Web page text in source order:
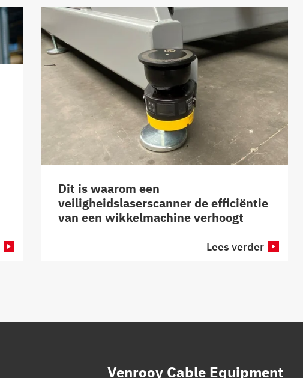
Dit is waarom een
veiligheidslaserscanner de efficiëntie
van een wikkelmachine verhoogt
Lees verder
Venrooy Cable Equipment